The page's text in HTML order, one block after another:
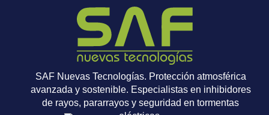
SAF Nuevas Tecnologías. Protección atmosférica
avanzada y sostenible. Especialistas en inhibidores
de rayos, pararrayos y seguridad en tormentas